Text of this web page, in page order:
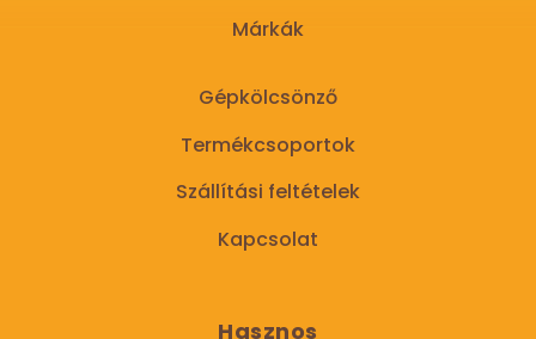
Márkák
Gépkölcsönző
Termékcsoportok
Szállítási feltételek
Kapcsolat
Hasznos